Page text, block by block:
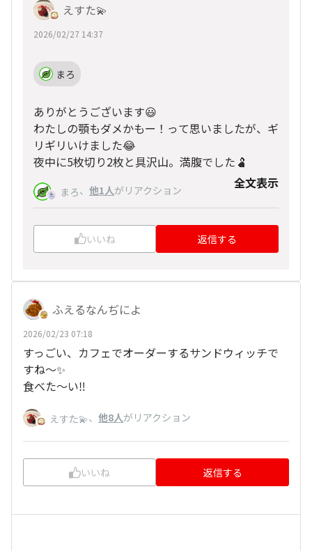
えすた💫
2026/02/27 14:37
まろ
ありがとうございます😃
わたしの顎もダメかもー！って思いましたが、ギ
リギリいけました😂
夜中に5枚切り2枚と具沢山。満腹でした🫃
まろ、 他1人がリアクション 全文表示
いいね 返信する
ふえるなんぢによ
2026/02/23 07:18
すっごい、カフェでオーダーするサンドウィッチで
すね～✨
食べた〜い‼️
えすた💫、 他8人がリアクション
いいね 返信する